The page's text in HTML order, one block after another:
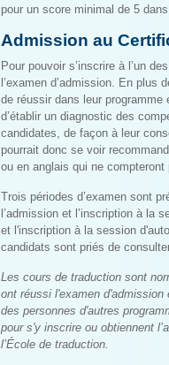
pour un score minimal de 5
Admission au
Pour pouvoir s’inscrire à l’un
l’examen d’admission. En
de réussir dans leur
d’établir un diagnostic des
candidates, de façon à leur
pourrait donc se voir
ou en anglais qui ne compteront
Trois périodes d’examen sont
l’admission et l’inscription à la
et l'inscription à la session
candidats sont priés de
Les cours de traduction sont
ont réussi l'examen
des personnes d'autres
pour s'y inscrire ou obtiennent
l’École de traduction.